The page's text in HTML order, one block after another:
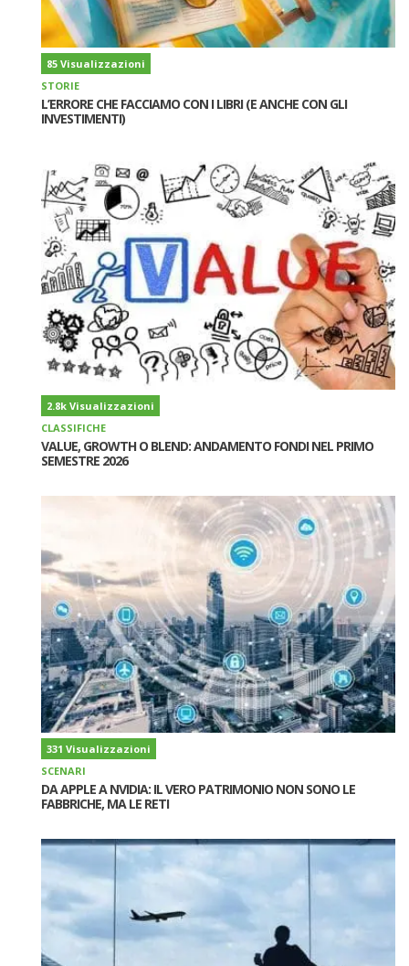
85 Visualizzazioni
STORIE
L’ERRORE CHE FACCIAMO CON I LIBRI (E ANCHE CON GLI
INVESTIMENTI)
2.8k Visualizzazioni
CLASSIFICHE
VALUE, GROWTH O BLEND: ANDAMENTO FONDI NEL PRIMO
SEMESTRE 2026
331 Visualizzazioni
SCENARI
DA APPLE A NVIDIA: IL VERO PATRIMONIO NON SONO LE
FABBRICHE, MA LE RETI